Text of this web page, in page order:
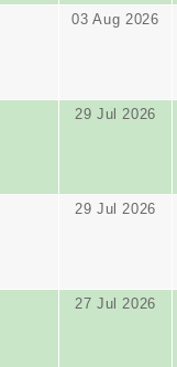
03 Aug 2026
29 Jul 2026
29 Jul 2026
27 Jul 2026